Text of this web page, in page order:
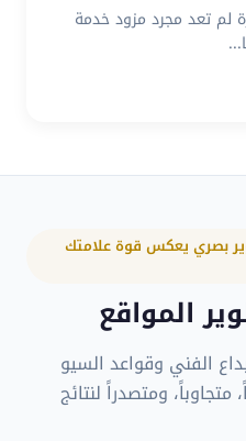
تعد مجرد مزود خدمة
بصري يعكس قوة علامتك
المواقع
الفني وقواعد السيو
ومتصدراً لنتائج